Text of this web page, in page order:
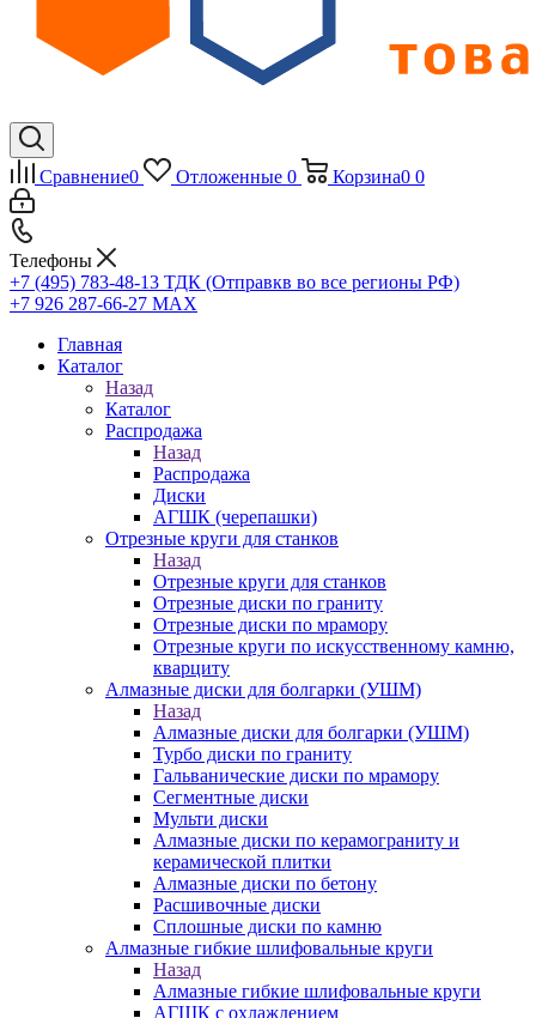
Сравнение0 Отложенные 0 Корзина0 0
Телефоны
+7 (495) 783-48-13 ТДК (Отправкв во все регионы РФ)
+7 926 287-66-27 МАХ
Главная
Каталог
Назад
Каталог
Распродажа
Назад
Распродажа
Диски
АГШК (черепашки)
Отрезные круги для станков
Назад
Отрезные круги для станков
Отрезные диски по граниту
Отрезные диски по мрамору
Отрезные круги по искусственному камню,
кварциту
Алмазные диски для болгарки (УШМ)
Назад
Алмазные диски для болгарки (УШМ)
Турбо диски по граниту
Гальванические диски по мрамору
Сегментные диски
Мульти диски
Алмазные диски по керамограниту и
керамической плитки
Алмазные диски по бетону
Расшивочные диски
Сплошные диски по камню
Алмазные гибкие шлифовальные круги
Назад
Алмазные гибкие шлифовальные круги
АГШК с охлаждением